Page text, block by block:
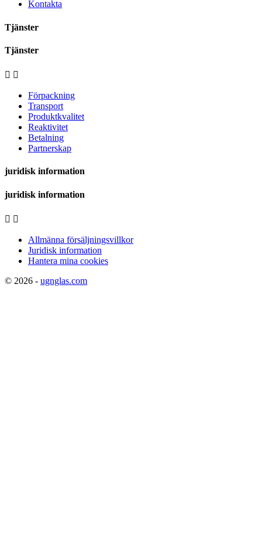
Kontakta
Tjänster
Tjänster
 
Förpackning
Transport
Produktkvalitet
Reaktivitet
Betalning
Partnerskap
juridisk information
juridisk information
 
Allmänna försäljningsvillkor
Juridisk information
Hantera mina cookies
© 2026 - ugnglas.com